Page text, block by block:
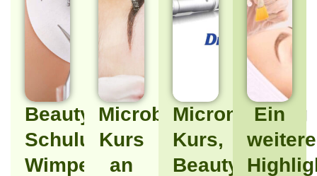
Beauty
Schulungen:
Wimpernverlängerung
Microblading
Kurs
an
Microneedling
Kurs,
Beauty
Ein